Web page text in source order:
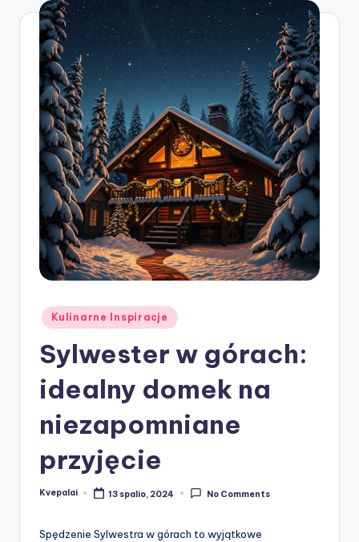
Posted
in
Kulinarne Inspiracje
Sylwester w górach:
idealny domek na
niezapomniane
przyjęcie
Posted
Kvepalai 13 spalio, 2024 No Comments
Spędzenie Sylwestra w górach to wyjątkowe